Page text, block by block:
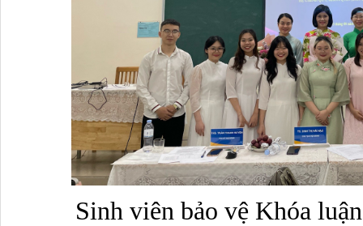
Sinh viên bảo vệ Khóa